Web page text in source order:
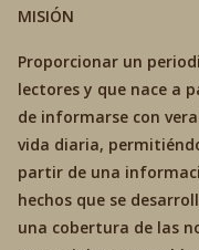
MISIÓN
Proporcionar un
lectores y que nace a
de informarse con
vida diaria,
partir de una
hechos que se
una cobertura de las